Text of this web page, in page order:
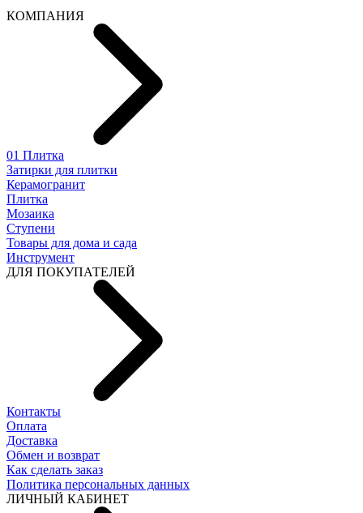
КОМПАНИЯ
01 Плитка
Затирки для плитки
Керамогранит
Плитка
Мозаика
Ступени
Товары для дома и сада
Инструмент
ДЛЯ ПОКУПАТЕЛЕЙ
Контакты
Оплата
Доставка
Обмен и возврат
Как сделать заказ
Политика персональных данных
ЛИЧНЫЙ КАБИНЕТ